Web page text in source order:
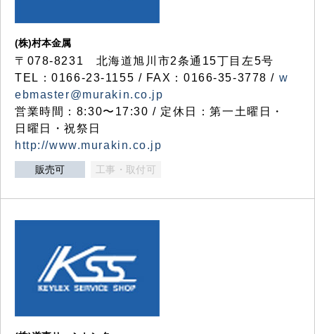
(株)村本金属
〒078-8231 北海道旭川市2条通15丁目左5号
TEL：0166-23-1155 / FAX：0166-35-3778 / w
ebmaster@murakin.co.jp
営業時間：8:30〜17:30 / 定休日：第一土曜日・
日曜日・祝祭日
http://www.murakin.co.jp
販売可 工事・取付可